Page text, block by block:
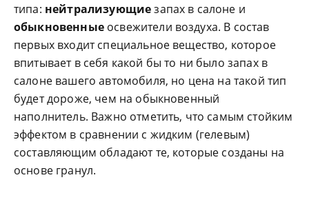
типа: нейтрализующиезапах в салоне и
обыкновенные освежители воздуха. В состав
первых входит специальное вещество, которое
впитывает в себя какой бы то ни было запах в
салоне вашего автомобиля, но цена на такой тип
будет дороже, чем на обыкновенный
наполнитель. Важно отметить, что самым стойким
эффектом в сравнении с жидким (гелевым)
составляющим обладают те, которые созданы на
основе гранул.